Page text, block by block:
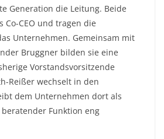
Generation die Leitung. Beide
CEO und tragen die
Unternehmen. Gemeinsam mit
Bruggner bilden sie eine
Vorstandsvorsitzende
Reißer wechselt in den
dem Unternehmen dort als
Funktion eng